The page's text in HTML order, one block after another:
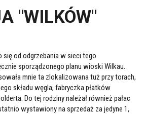
"WILKÓW"
się od odgrzebania w sieci tego
sporządzonego planu wioski Wilkau.
mnie ta zlokalizowana tuż przy torach,
składu węgla, fabryczka płatków
Do tej rodziny należał również pałac
wystawiony na sprzedaż za jedyne 1,